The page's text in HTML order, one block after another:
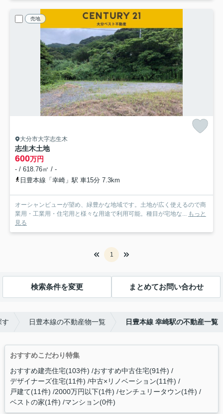
売地
大分市大字志生木
志生木土地
600万円
- / 618.76㎡ / -
日豊本線「幸崎」駅 車15分 7.3km
オーシャンビューが望め、緑豊かな地域です。土地が広く使えるので商
業用・工業用・住宅用と様々な用途で利用可能。種目が宅地な... もっと
見る
1
検索条件を変更 まとめてお問い合わせ
す 日豊本線の不動産物一覧 日豊本線 幸崎駅の不動産一覧
おすすめこだわり特集
おすすめ建売住宅(103件) おすすめ中古住宅(91件)
デザイナーズ住宅(11件) 中古×リノベーション(11件)
戸建て(11件) 2000万円以下(1件) センチュリータウン(1件)
ベストの家(1件) マンション(0件)